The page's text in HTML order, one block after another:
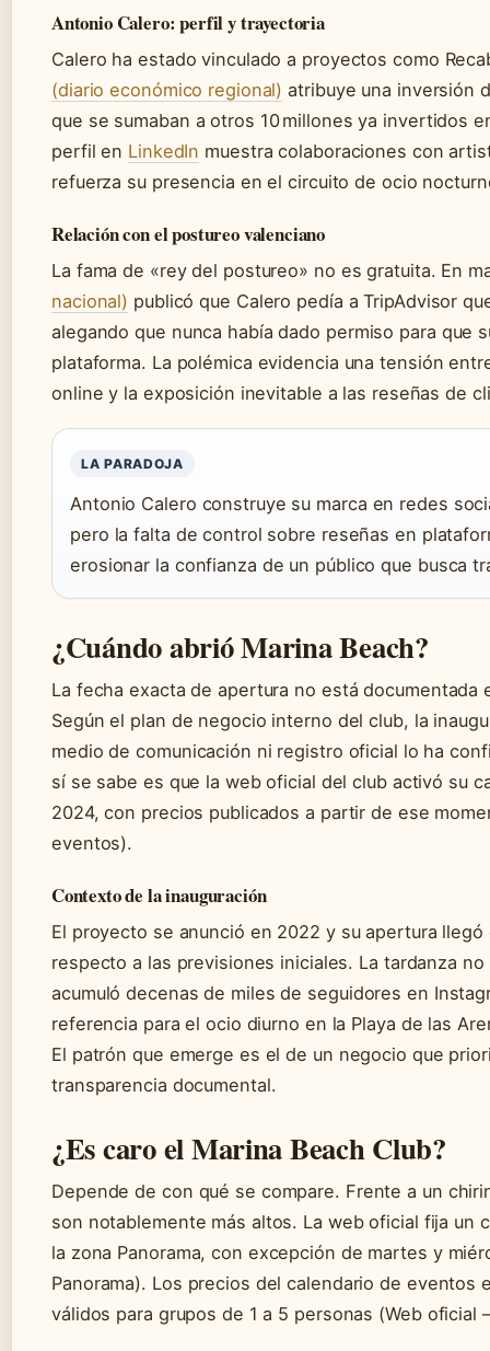
Antonio Calero: perfil y trayectoria
Calero ha estado vinculado a proyectos como
(diario económico regional) atribuye una inversión
que se sumaban a otros 10 millones ya invertidos
perfil en LinkedIn muestra colaboraciones con
refuerza su presencia en el circuito de ocio
Relación con el postureo valenciano
La fama de «rey del postureo» no es gratuita. En
nacional) publicó que Calero pedía a TripAdvisor
alegando que nunca había dado permiso para que
plataforma. La polémica evidencia una tensión
online y la exposición inevitable a las reseñas de
LA PARADOJA
Antonio Calero construye su marca en redes
pero la falta de control sobre reseñas en
erosionar la confianza de un público que busca
¿Cuándo abrió Marina Beach?
La fecha exacta de apertura no está
Según el plan de negocio interno del club, la
medio de comunicación ni registro oficial lo ha
sí se sabe es que la web oficial del club activó su
2024, con precios publicados a partir de ese
eventos).
Contexto de la inauguración
El proyecto se anunció en 2022 y su apertura
respecto a las previsiones iniciales. La tardanza
acumuló decenas de miles de seguidores en
referencia para el ocio diurno en la Playa de las
El patrón que emerge es el de un negocio que
transparencia documental.
¿Es caro el Marina Beach Club?
Depende de con qué se compare. Frente a un
son notablemente más altos. La web oficial fija un
la zona Panorama, con excepción de martes y
Panorama). Los precios del calendario de eventos
válidos para grupos de 1 a 5 personas (Web oficial